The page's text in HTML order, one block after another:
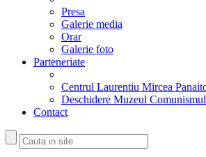
Presa
Galerie media
Orar
Galerie foto
Parteneriate
Centrul Laurentiu Mircea
Deschidere Muzeul
Contact